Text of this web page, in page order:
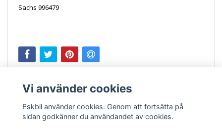
Sachs 996479
Vi använder cookies
Eskbil använder cookies. Genom att fortsätta på
sidan godkänner du användandet av cookies.